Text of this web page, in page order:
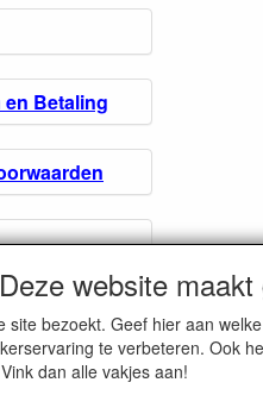
Betaling
website
site bezoekt. Geef hier aan
te verbeteren. Ook
dan alle vakjes aan!